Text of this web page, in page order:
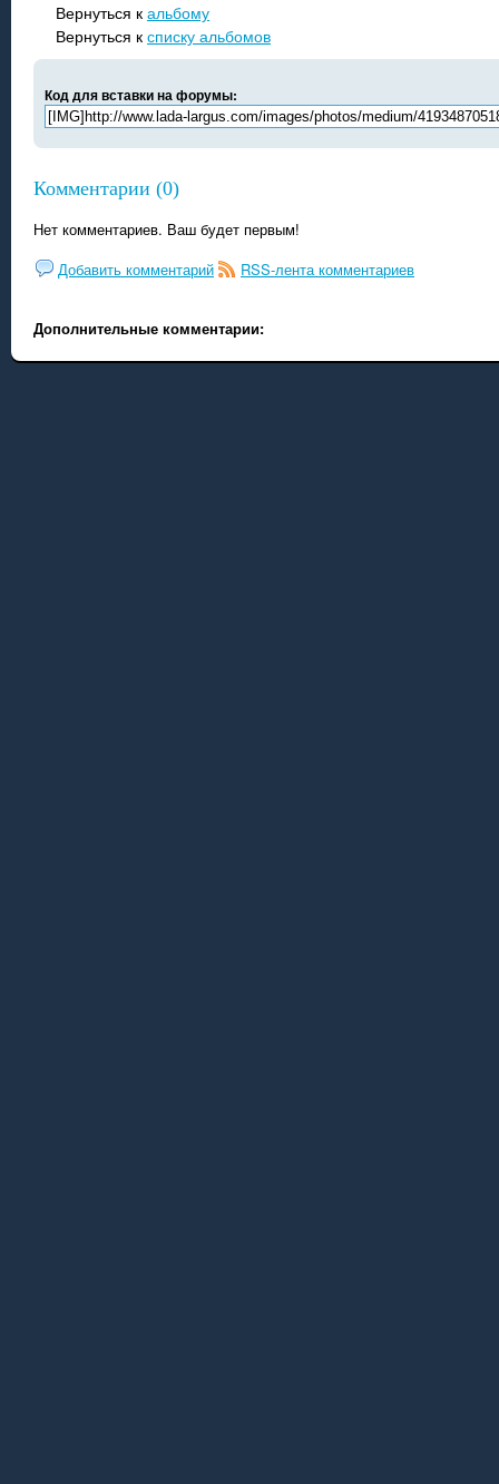
Вернуться к альбому
Вернуться к списку альбомов
Код для вставки на форумы:
Комментарии (0)
Нет комментариев. Ваш будет первым!
Добавить комментарий
RSS-лента комментариев
Дополнительные комментарии: